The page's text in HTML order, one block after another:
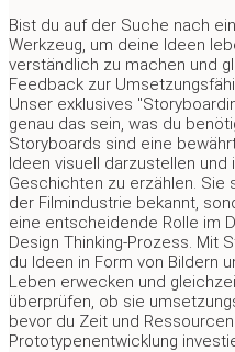
Bist du auf der Suche nach
Werkzeug, um deine Ideen
verständlich zu machen und
Feedback zur
Unser exklusives
genau das sein, was du
Storyboards sind eine
Ideen visuell darzustellen und
Geschichten zu erzählen. Sie
der Filmindustrie bekannt,
eine entscheidende Rolle im
Design Thinking-Prozess. Mit
du Ideen in Form von Bildern
Leben erwecken und
überprüfen, ob sie
bevor du Zeit und
Prototypenentwicklung